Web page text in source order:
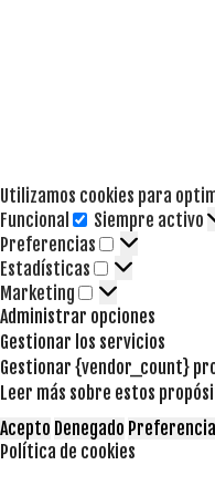
Utilizamos cookies para
Funcional
Funcional
Siempre activo
Preferencias
Preferencias
Estadísticas Estadísticas
Marketing Marketing
Administrar opciones
Gestionar los servicios
Gestionar {vendor_count}
Leer más sobre estos
Acepto Denegado
Política de cookies